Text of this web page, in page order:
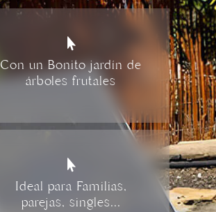

Con un Bonito jardín de
árboles frutales

Ideal para Familias,
parejas, singles...